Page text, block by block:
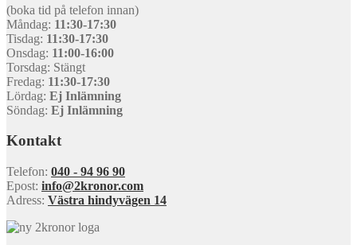
(boka tid på telefon innan)
Måndag: 11:30-17:30
Tisdag: 11:30-17:30
Onsdag: 11:00-16:00
Torsdag: Stängt
Fredag: 11:30-17:30
Lördag: Ej Inlämning
Söndag: Ej Inlämning
Kontakt
Telefon: 040 - 94 96 90
Epost: info@2kronor.com
Adress: Västra hindyvägen 14